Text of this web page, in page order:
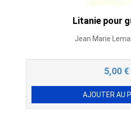
Litanie pour
Jean Marie
5,00 €